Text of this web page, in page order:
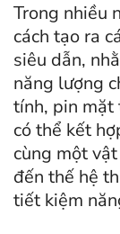
Trong nhiều
cách tạo ra
siêu dẫn,
năng lượng
tính, pin mặt
có thể kết
cùng một
đến thế hệ
tiết kiệm